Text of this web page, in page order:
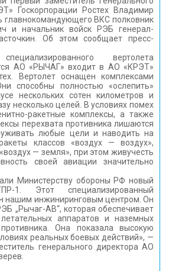
Госкорпорации Ростех Владимир
главнокомандующего ВКС полковник
и начальник войск РЭБ генерал-
Об этом сообщает пресс-
вертолета
АО «РЫЧАГ» входит в АО «КРЭТ»
Вертолет оснащен комплексами
способны полностью «ослепить»
нескольких сотен километров и
несколько целей. В условиях помех
ракетные комплексы, а также
перехвата противника лишаются
любые цели и наводить на
классов «воздух — воздух»,
— земля», при этом живучесть
своей авиации значительно
Министерству обороны РФ новый
1. Этот специализированный
нашим инжиниринговым центром. Он
„Рычаг-АВ“, которая обеспечивает
аппаратов и наземных
Она показала высокую
реальных боевых действий», —
генерального директора АО